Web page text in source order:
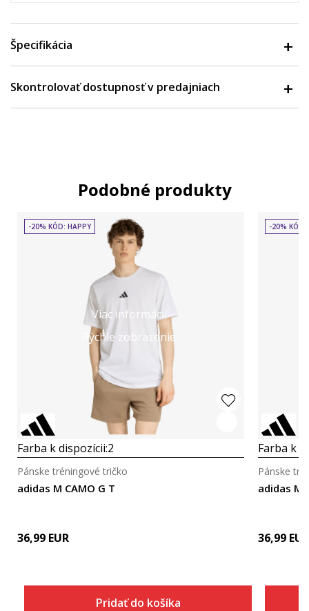
Špecifikácia
Skontrolovať dostupnosť v predajniach
Podobné produkty
Viac informácií
Rýchle zobrazenie
-20% KÓD: HAPPY
Farba k dispozícii:2
adidas M CAMO G T
Pánske tréningové tričko
36,99 EUR
Pridať do košíka
-20% KÓD:
Farba k
adidas M
Pánske
36,99 EUR